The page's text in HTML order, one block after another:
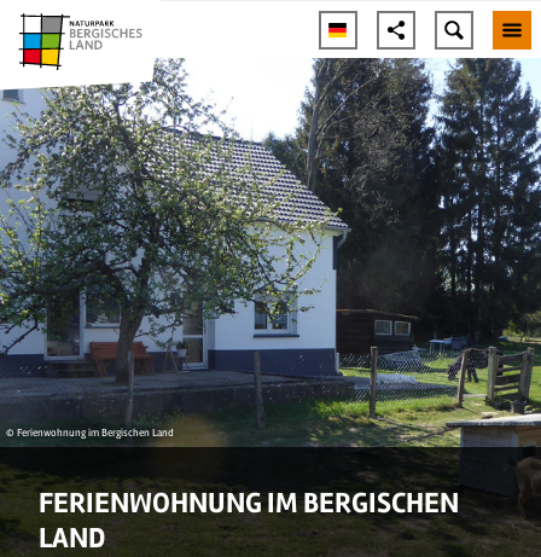
© Ferienwohnung im Bergischen Land
FERIENWOHNUNG IM BERGISCHEN
LAND